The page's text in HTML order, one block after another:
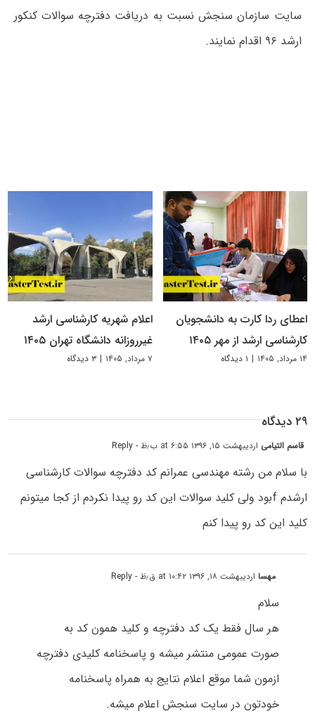
سایت سازمان سنجش نسبت به دریافت دفترچه سوالات کنکور
ارشد ۹۶ اقدام نمایند.
اعطای ردا کارت به دانشجویان
کارشناسی ارشد از مهر ۱۴۰۵
۱۴ مرداد, ۱۴۰۵ | ۱ دیدگاه
اعلام شهریه کارشناسی ارشد
غیرروزانه دانشگاه تهران ۱۴۰۵
۷ مرداد, ۱۴۰۵ | ۳ دیدگاه
۲۹ دیدگاه
قاسم التیامی اردیبهشت ۱۵, ۱۳۹۶ at ۶:۵۵ ب٫ظ - Reply
با سلام من رشته مهندسی عمرانم کد دفترچه سوالات کارشناسی
ارشدم fبود ولی کلید سوالات این کد رو پیدا نکردم از کجا میتونم
کلید این کد رو پیدا کنم
مهسااردیبهشت ۱۸, ۱۳۹۶ at ۱۰:۴۲ ق٫ظ - Reply
سلام
هر سال فقط یک کد دفترچه و کلید همون کد به
صورت عمومی منتشر میشه و پاسخنامه کلیدی دفترچه
ازمون شما موقع اعلام نتایج به همراه پاسخنامه
خودتون در سایت سنجش اعلام میشه.